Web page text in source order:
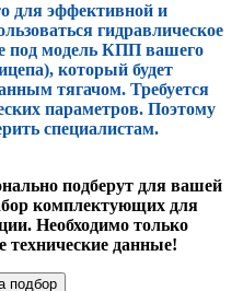
для эффективной и
гидравлическое
под модель КПП вашего
который будет
тягачом. Требуется
параметров. Поэтому
специалистам.
подберут для вашей
комплектующих для
Необходимо только
технические данные!
подбор